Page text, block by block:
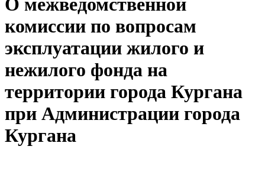
О межведомственной
комиссии по вопросам
эксплуатации жилого и
нежилого фонда на
территории города Кургана
при Администрации города
Кургана